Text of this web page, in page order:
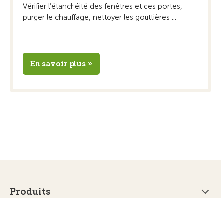
Vérifier l’étanchéité des fenêtres et des portes,
purger le chauffage, nettoyer les gouttières ...
En savoir plus »
Produits